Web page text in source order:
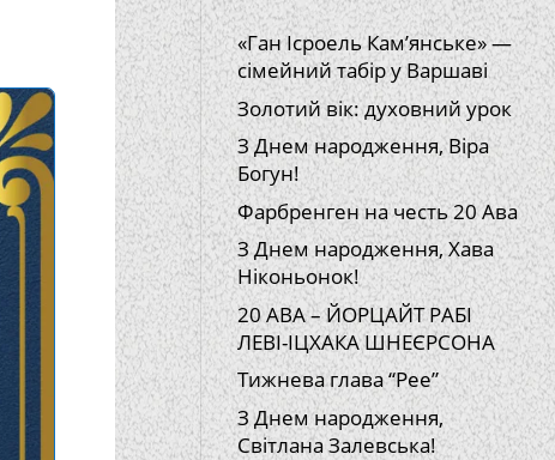
«Ган Ісроель Кам’янське» —
сімейний табір у Варшаві
Золотий вік: духовний урок
З Днем народження, Віра
Богун!
Фарбренген на честь 20 Ава
З Днем народження, Хава
Ніконьонок!
20 АВА – ЙОРЦАЙТ РАБІ
ЛЕВІ-ІЦХАКА ШНЕЄРСОНА
Тижнева глава “Рее”
З Днем народження,
Світлана Залевська!